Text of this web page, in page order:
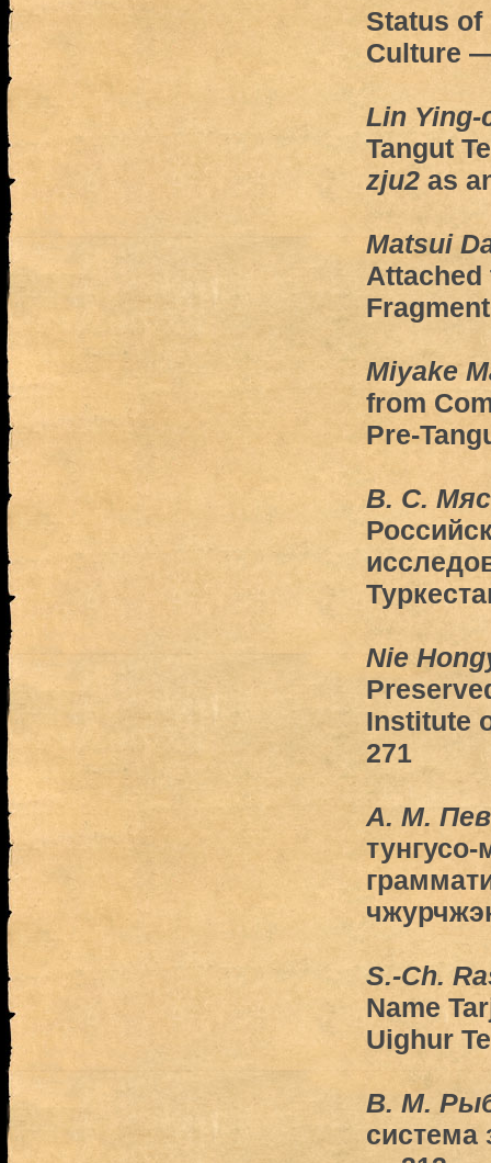
Status of
Culture
Lin Ying-
Tangut
zju2as
Matsui
Attached
Miyake
from
Pre-
В. C.
Nie
Institute
271
А. M.
S.-Ch.
Name
Uighur
В. М.
система